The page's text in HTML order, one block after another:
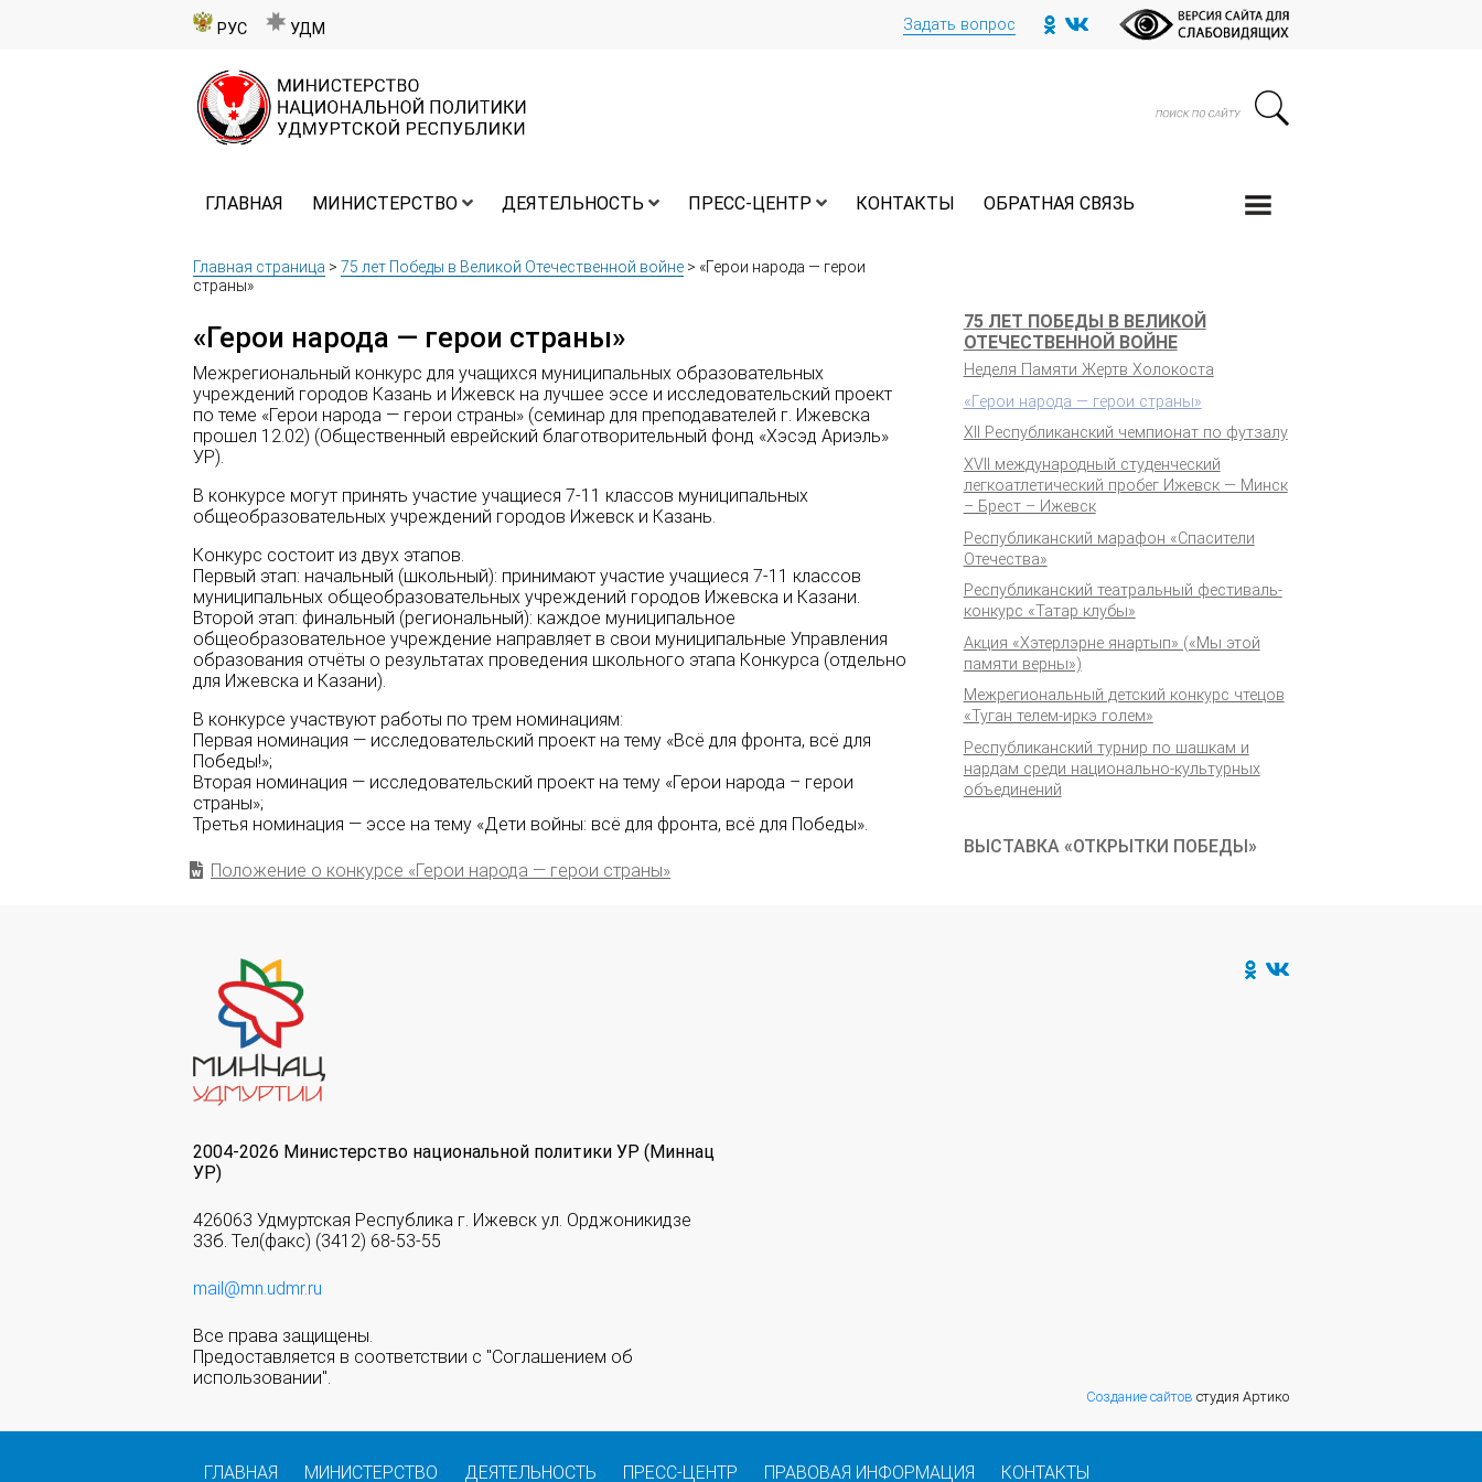
РУС УДМ Задать вопрос
ГЛАВНАЯ МИНИСТЕРСТВО ДЕЯТЕЛЬНОСТЬ ПРЕСС-ЦЕНТР КОНТАКТЫ ОБРАТНАЯ СВЯЗЬ
Главная страница > 75 лет Победы в Великой Отечественной войне > «Герои народа — герои
страны»
«Герои народа — герои страны»
Межрегиональный конкурс для учащихся муниципальных образовательных
учреждений городов Казань и Ижевск на лучшее эссе и исследовательский проект
по теме «Герои народа — герои страны» (семинар для преподавателей г. Ижевска
прошел 12.02) (Общественный еврейский благотворительный фонд «Хэсэд Ариэль»
УР).
В конкурсе могут принять участие учащиеся 7-11 классов муниципальных
общеобразовательных учреждений городов Ижевск и Казань.
Конкурс состоит из двух этапов.
Первый этап: начальный (школьный): принимают участие учащиеся 7-11 классов
муниципальных общеобразовательных учреждений городов Ижевска и Казани.
Второй этап: финальный (региональный): каждое муниципальное
общеобразовательное учреждение направляет в свои муниципальные Управления
образования отчёты о результатах проведения школьного этапа Конкурса (отдельно
для Ижевска и Казани).
В конкурсе участвуют работы по трем номинациям:
Первая номинация — исследовательский проект на тему «Всё для фронта, всё для
Победы!»;
Вторая номинация — исследовательский проект на тему «Герои народа – герои
страны»;
Третья номинация — эссе на тему «Дети войны: всё для фронта, всё для Победы».
Положение о конкурсе «Герои народа — герои страны»
75 ЛЕТ ПОБЕДЫ В ВЕЛИКОЙ
ОТЕЧЕСТВЕННОЙ ВОЙНЕ
Неделя Памяти Жертв Холокоста
«Герои народа — герои страны»
XII Республиканский чемпионат по футзалу
XVII международный студенческий
легкоатлетический пробег Ижевск — Минск
– Брест – Ижевск
Республиканский марафон «Спасители
Отечества»
Республиканский театральный фестиваль-
конкурс «Татар клубы»
Акция «Хэтерлэрне янартып» («Мы этой
памяти верны»)
Межрегиональный детский конкурс чтецов
«Туган телем-иркэ голем»
Республиканский турнир по шашкам и
нардам среди национально-культурных
объединений
ВЫСТАВКА «ОТКРЫТКИ ПОБЕДЫ»
2004-2026 Министерство национальной политики УР (Миннац
УР)
426063 Удмуртская Республика г. Ижевск ул. Орджоникидзе
33б. Тел(факс) (3412) 68-53-55
mail@mn.udmr.ru
Все права защищены.
Предоставляется в соответствии с "Соглашением об
использовании".
Создание сайтов студия Артико
ГЛАВНАЯ МИНИСТЕРСТВО ДЕЯТЕЛЬНОСТЬ ПРЕСС-ЦЕНТР ПРАВОВАЯ ИНФОРМАЦИЯ КОНТАКТЫ